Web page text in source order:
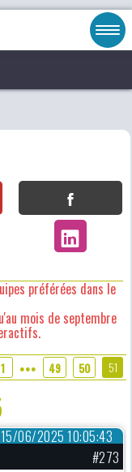
préférées dans le
mois de septembre
1 ●●● 49 50 51
15/06/2025 10:05:43
#273